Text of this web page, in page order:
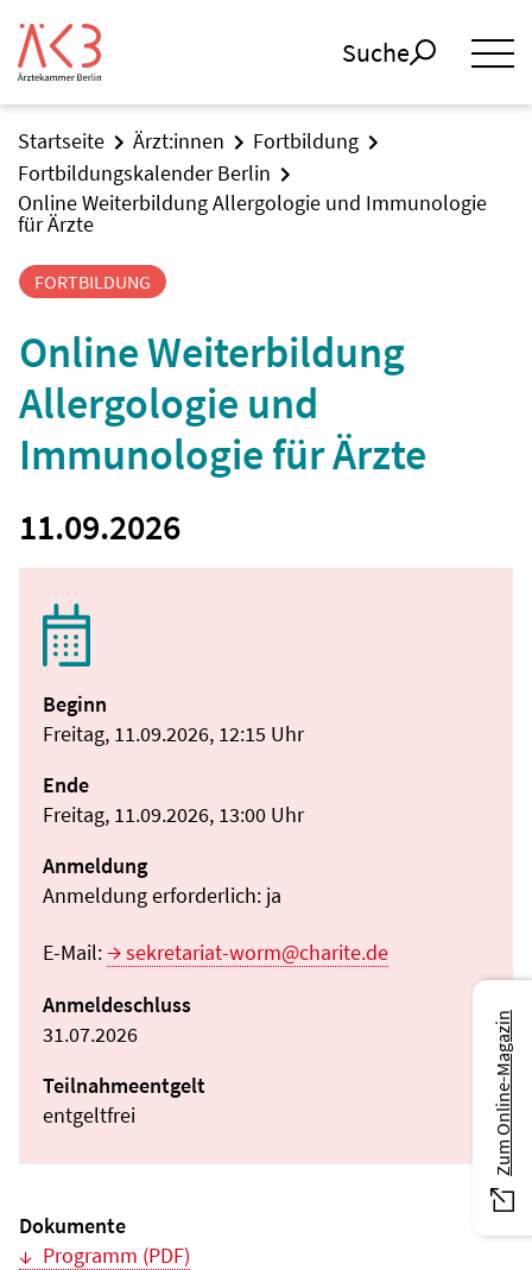
Suche
Startseite Ärzt:innen
Fortbildung
Fortbildungskalender Berlin
Online Weiterbildung Allergologie und Immunologie
für Ärzte
FORTBILDUNG
Online Weiterbildung
Allergologie und
Immunologie für Ärzte
11.09.2026
Beginn
Freitag, 11.09.2026, 12:15 Uhr
Ende
Freitag, 11.09.2026, 13:00 Uhr
Anmeldung
Anmeldung erforderlich: ja
E-Mail:
sekretariat-worm@charite.de
Anmeldeschluss
31.07.2026
Teilnahmeentgelt
entgeltfrei
Dokumente
Programm (PDF)
Zum Online-Magazin